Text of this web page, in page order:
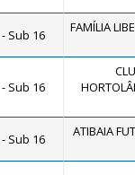
Sub 16 FAMÍLIA
Sub 16
Sub 16 ATIBAIA